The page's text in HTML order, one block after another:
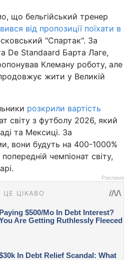
що бельгійський тренер
від пропозиції поїхати в
"Спартак". За
De Standaard Барта Лаге,
Клеману роботу, але
жити у Великій
розкрили вартість
світу з футболу 2026, який
та Мексиці. За
вони будуть на 400-1000%
чемпіонат світу,
Реклама